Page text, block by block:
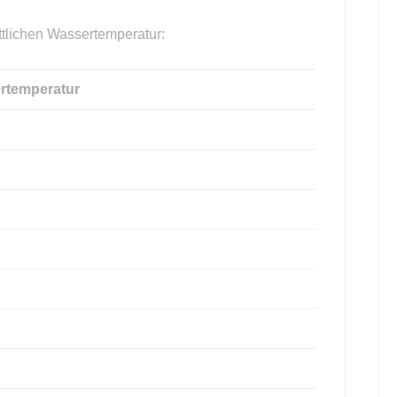
Wassertemperatur: